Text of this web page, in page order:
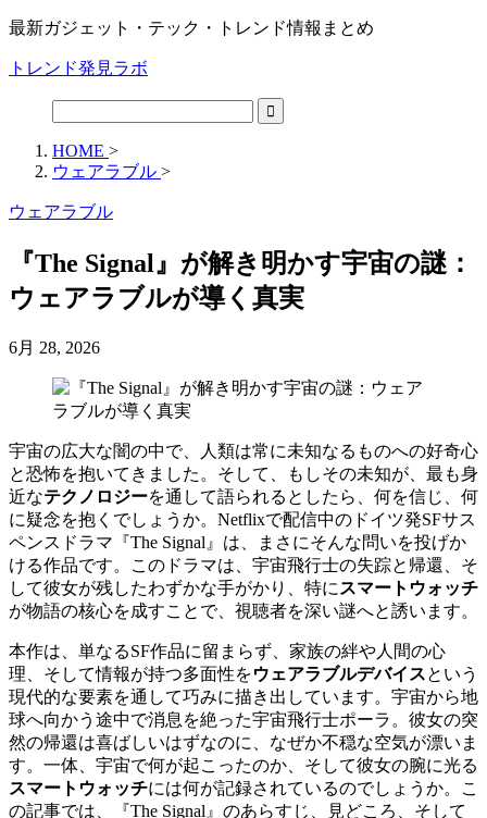
最新ガジェット・テック・トレンド情報まとめ
トレンド発見ラボ
HOME >
ウェアラブル >
ウェアラブル
『The Signal』が解き明かす宇宙の謎：
ウェアラブルが導く真実
6月 28, 2026
宇宙の広大な闇の中で、人類は常に未知なるものへの好奇心
と恐怖を抱いてきました。そして、もしその未知が、最も身
近なテクノロジーを通して語られるとしたら、何を信じ、何
に疑念を抱くでしょうか。Netflixで配信中のドイツ発SFサス
ペンスドラマ『The Signal』は、まさにそんな問いを投げか
ける作品です。このドラマは、宇宙飛行士の失踪と帰還、そ
して彼女が残したわずかな手がかり、特に スマートウォッチ
が物語の核心を成すことで、視聴者を深い謎へと誘います。
本作は、単なるSF作品に留まらず、家族の絆や人間の心
理、そして情報が持つ多面性をウェアラブルデバイスという
現代的な要素を通して巧みに描き出しています。宇宙から地
球へ向かう途中で消息を絶った宇宙飛行士ポーラ。彼女の突
然の帰還は喜ばしいはずなのに、なぜか不穏な空気が漂いま
す。一体、宇宙で何が起こったのか、そして彼女の腕に光る
スマートウォッチには何が記録されているのでしょうか。こ
の記事では、『The Signal』のあらすじ、見どころ、そして